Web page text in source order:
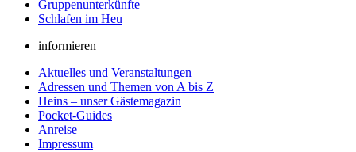
Gruppenunterkünfte
Schlafen im Heu
informieren
Aktuelles und Veranstaltungen
Adressen und Themen von A bis Z
Heins – unser Gästemagazin
Pocket-Guides
Anreise
Impressum